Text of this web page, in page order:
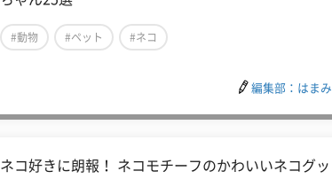
#動物 #ペット #ネコ
編集部：はまみ
ネコ好きに朗報！ ネコモチーフのかわいいネコグッ